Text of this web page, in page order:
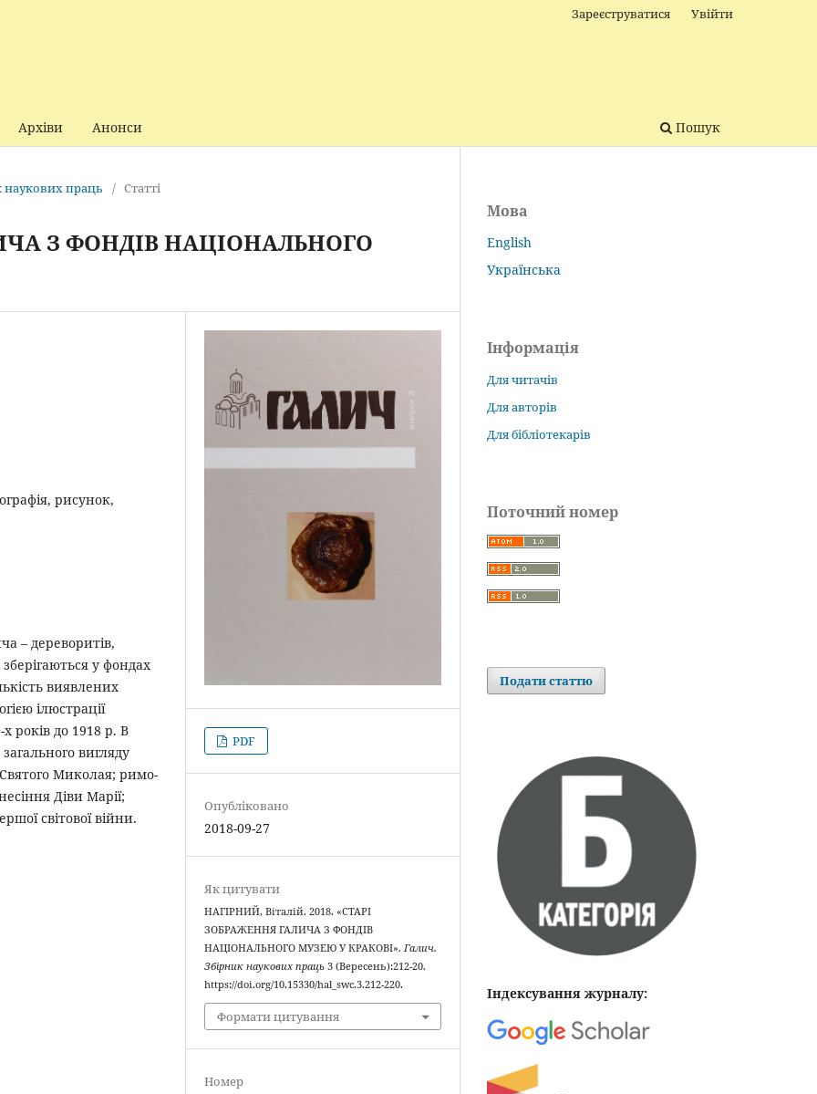
Архіви Анонси Пошук
Зареєструватися Увійти
наукових праць / Статті
З ФОНДІВ НАЦІОНАЛЬНОГО
рисунок,
– дереворитів,
у фондах
виявлених
ілюстрації
років до 1918 р. В
вигляду
Миколая; римо-
Діви Марії;
світової війни.
PDF
Опубліковано
2018-09-27
Як цитувати
НАГІРНИЙ, Віталій. 2018. «СТАРІ
ЗОБРАЖЕННЯ ГАЛИЧА З ФОНДІВ
НАЦІОНАЛЬНОГО МУЗЕЮ У КРАКОВІ». Галич.
Збірник наукових праць 3 (Вересень):212-20.
https://doi.org/10.15330/hal_swc.3.212-220.
Формати цитування
Номер
Мова
English
Українська
Інформація
Для читачів
Для авторів
Для бібліотекарів
Поточний номер
Подати статтю
Індексування журналу: